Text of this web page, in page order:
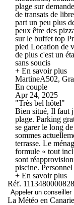
plage sur
de transats de
part un peu plus
peux être des
sur le buffet top
pied Location de
de plus c'est un
sans soucis
+ En savoir plus
MartineA502,
En couple
Apr 24, 2025
"Très bel hôtel"
Bien situé, Il faut
plage. Parking
se garer le long
sommes
terrasse. Le
formule « tout
sont
piscine.
+ En savoir plus
Réf.
Appeler un conseiller
La Météo en